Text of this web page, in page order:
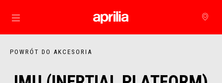
Idź do strony głównej
POWRÓT DO AKCESORIA